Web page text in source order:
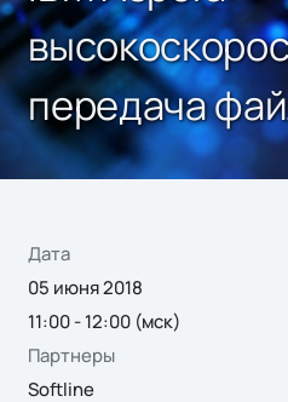
передача
Дата
05 июня 2018
11:00 - 12:00 (мск)
Партнеры
Softline